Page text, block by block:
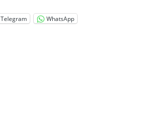
Telegram WhatsApp